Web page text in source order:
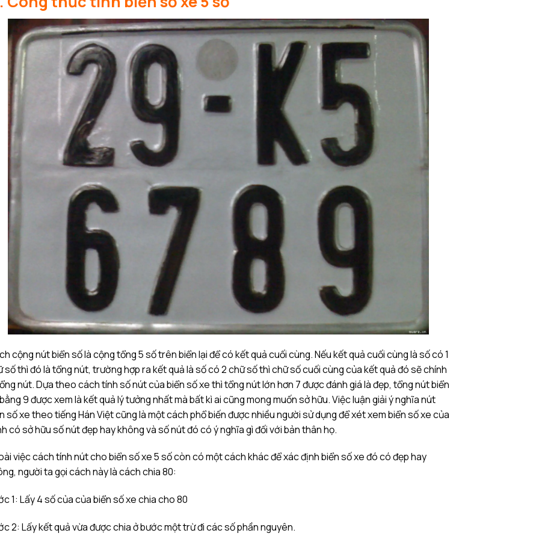
cộng nút biển số là cộng tổng 5 số trên biển lại để có kết quả cuối cùng. Nếu kết quả cuối cùng là số có 1
số thì đó là tổng nút, trường hợp ra kết quả là số có 2 chữ số thì chữ số cuối cùng của kết quả đó sẽ chính
nút. Dựa theo cách tính số nút của biển số xe thì tổng nút lớn hơn 7 được đánh giá là đẹp, tổng nút biển
9 được xem là kết quả lý tưởng nhất mà bất kì ai cũng mong muốn sở hữu. Việc luận giải ý nghĩa nút
số xe theo tiếng Hán Việt cũng là một cách phổ biến được nhiều người sử dụng để xét xem biển số xe của
có sở hữu số nút đẹp hay không và số nút đó có ý nghĩa gì đối với bản thân họ.
việc cách tính nút cho biển số xe 5 số còn có một cách khác để xác định biển số xe đó có đẹp hay
người ta gọi cách này là cách chia 80:
1: Lấy 4 số của của biển số xe chia cho 80
2: Lấy kết quả vừa được chia ở bước một trừ đi các số phần nguyên.